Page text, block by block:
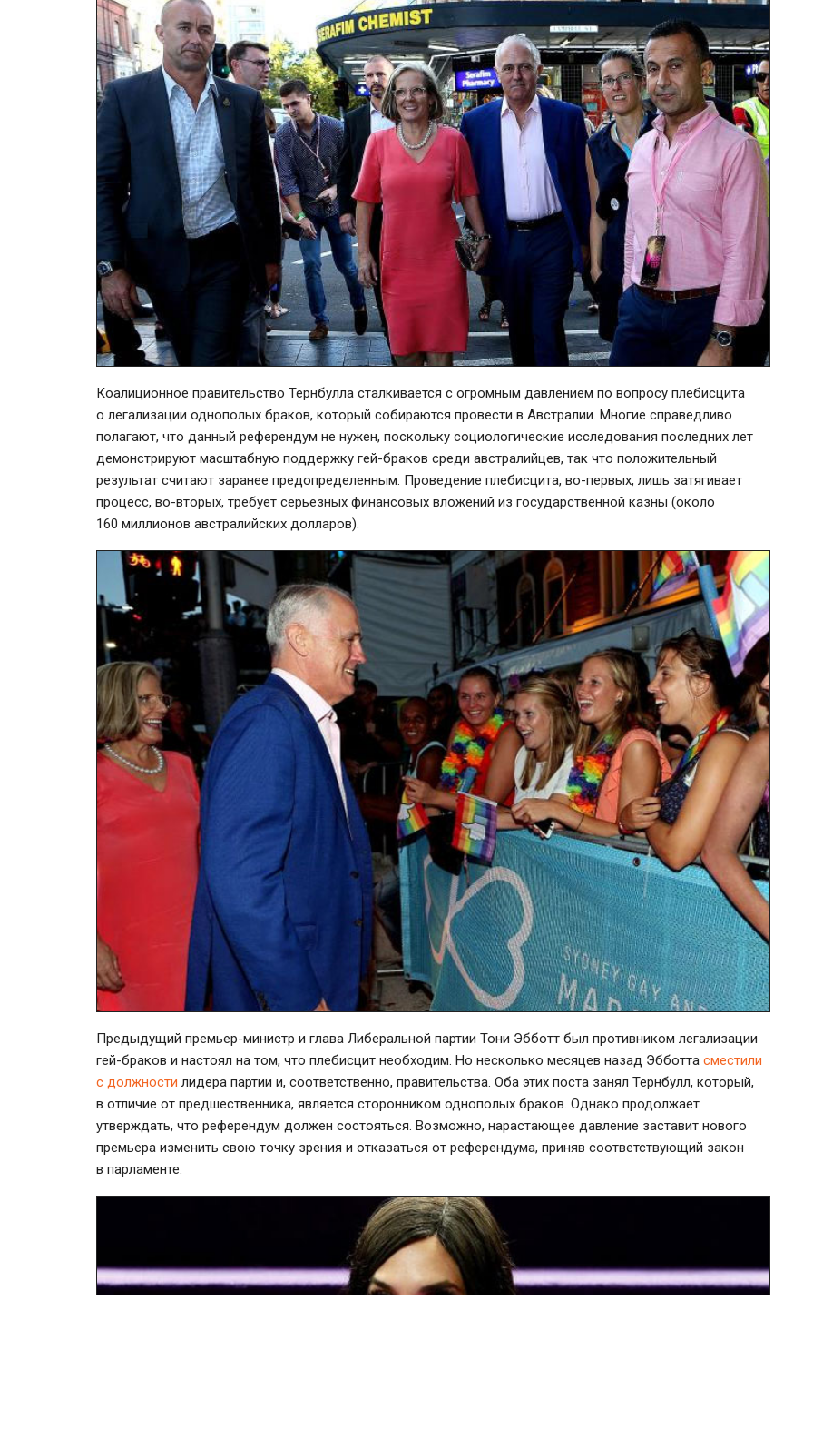
Коалиционное правительство Тернбулла сталкивается с огромным давлением по вопросу плебисцита
о легализации однополых браков, который собираются провести в Австралии. Многие справедливо
полагают, что данный референдум не нужен, поскольку социологические исследования последних лет
демонстрируют масштабную поддержку гей-браков среди австралийцев, так что положительный
результат считают заранее предопределенным. Проведение плебисцита, во-первых, лишь затягивает
процесс, во-вторых, требует серьезных финансовых вложений из государственной казны (около
160 миллионов австралийских долларов).
Предыдущий премьер-министр и глава Либеральной партии Тони Эбботт был противником легализации
гей-браков и настоял на том, что плебисцит необходим. Но несколько месяцев назад Эбботта сместили
с должности лидера партии и, соответственно, правительства. Оба этих поста занял Тернбулл, который,
в отличие от предшественника, является сторонником однополых браков. Однако продолжает
утверждать, что референдум должен состояться. Возможно, нарастающее давление заставит нового
премьера изменить свою точку зрения и отказаться от референдума, приняв соответствующий закон
в парламенте.